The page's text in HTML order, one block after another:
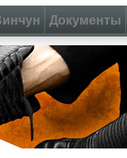
Документы